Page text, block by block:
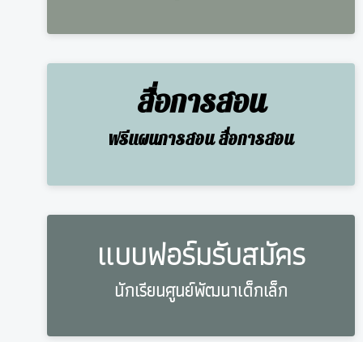
สื่อการสอน
ฟรีแผนการสอน สื่อการสอน
แบบฟอร์มรับสมัคร
นักเรียนศูนย์พัฒนาเด็กเล็ก